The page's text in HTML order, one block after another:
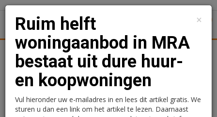
Nieuws Uitgelicht Achtergronden Woningmarkt
Ruim helft woningaanbod
in MRA bestaat uit dure
×
Ruim helft
woningaanbod in MRA
bestaat uit dure huur-
en koopwoningen
Vul hieronder uw e-mailadres in en lees dit artikel gratis. We
sturen u dan een link om het artikel te lezen. Daarnaast